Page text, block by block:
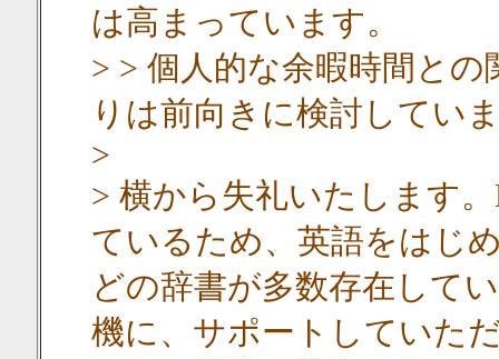
は高まっています。
> > 個人的な余暇時間と
りは前向きに検討してい
>
> 横から失礼いたします
ているため、英語をはじ
どの辞書が多数存在して
機に、サポートしていた